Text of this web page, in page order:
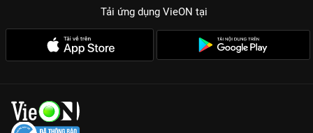
Tải ứng dụng VieON tại